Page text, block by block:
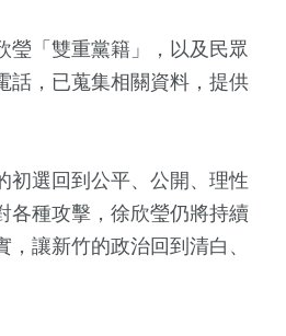
瑩「雙重黨籍」，以及民眾
話，已蒐集相關資料，提供
初選回到公平、公開、理性
各種攻擊，徐欣瑩仍將持續
讓新竹的政治回到清白、